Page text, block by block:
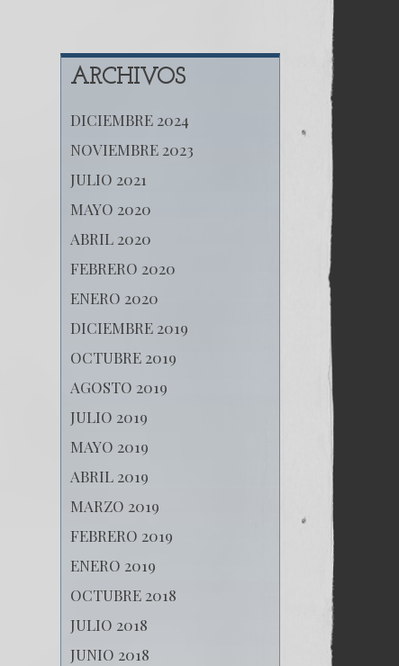
ARCHIVOS
DICIEMBRE 2024
NOVIEMBRE 2023
JULIO 2021
MAYO 2020
ABRIL 2020
FEBRERO 2020
ENERO 2020
DICIEMBRE 2019
OCTUBRE 2019
AGOSTO 2019
JULIO 2019
MAYO 2019
ABRIL 2019
MARZO 2019
FEBRERO 2019
ENERO 2019
OCTUBRE 2018
JULIO 2018
JUNIO 2018